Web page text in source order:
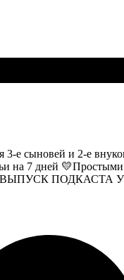
3-е сыновей и 2-е
на 7 дней
ВЫПУСК ПОДКАСТА